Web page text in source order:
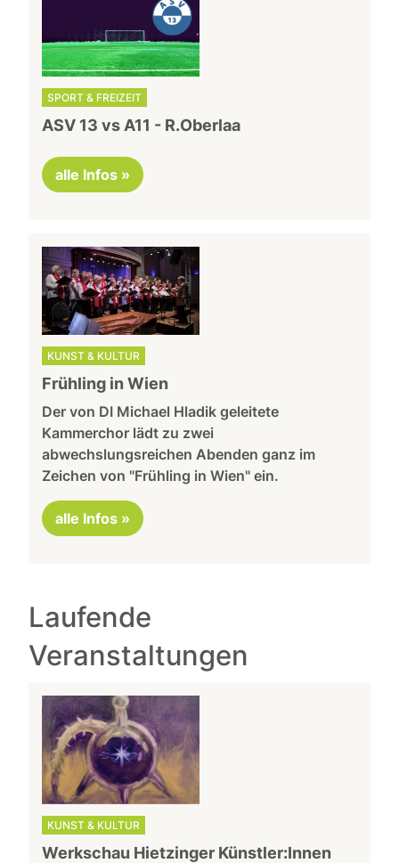
SPORT & FREIZEIT
ASV 13 vs A11 - R.Oberlaa
alle Infos »
KUNST & KULTUR
Frühling in Wien
Der von DI Michael Hladik geleitete
Kammerchor lädt zu zwei
abwechslungsreichen Abenden ganz im
Zeichen von "Frühling in Wien" ein.
alle Infos »
Laufende
Veranstaltungen
KUNST & KULTUR
Werkschau Hietzinger Künstler:Innen